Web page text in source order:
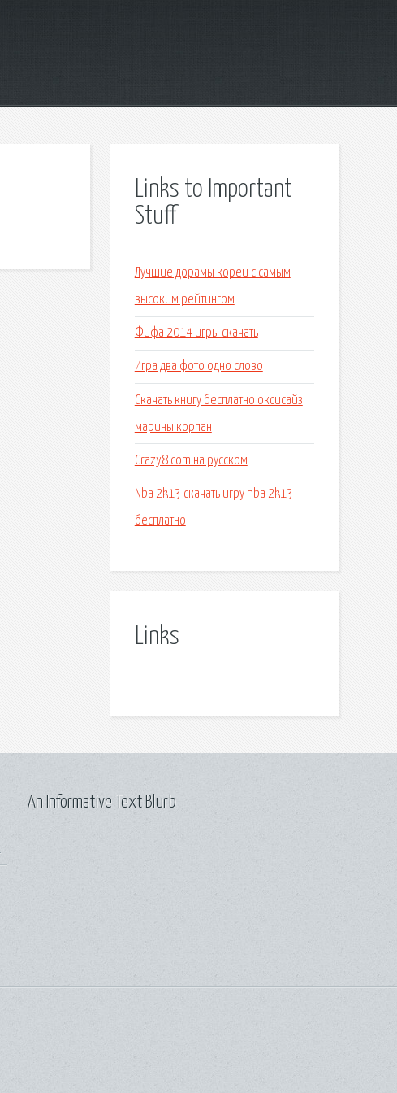
Links to Important
Stuff
Лучшие дорамы кореи с самым
высоким рейтингом
Фифа 2014 игры скачать
Игра два фото одно слово
Скачать книгу бесплатно оксисайз
марины корпан
Crazy8 com на русском
Nba 2k13 скачать игру nba 2k13
бесплатно
Links
An Informative Text Blurb